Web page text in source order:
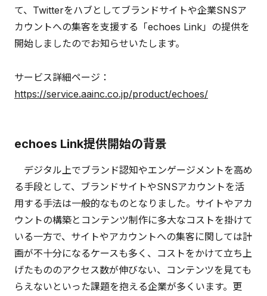
て、Twitterをハブとしてブランドサイトや企業SNSア
カウントへの集客を支援する「echoes Link」の提供を
開始しましたのでお知らせいたします。
サービス詳細ページ：
https://service.aainc.co.jp/product/echoes/
echoes Link提供開始の背景
デジタル上でブランド認知やエンゲージメントを高め
る手段として、ブランドサイトやSNSアカウントを活
用する手法は一般的なものとなりました。サイトやアカ
ウントの構築とコンテンツ制作に多大なコストを掛けて
いる一方で、サイトやアカウントへの集客に関しては計
画が不十分になるケースも多く、コストをかけて立ち上
げたもののアクセス数が伸びない、コンテンツを見ても
らえないといった課題を抱える企業が多くいます。更